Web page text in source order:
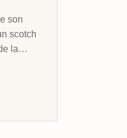
son
scotch
la